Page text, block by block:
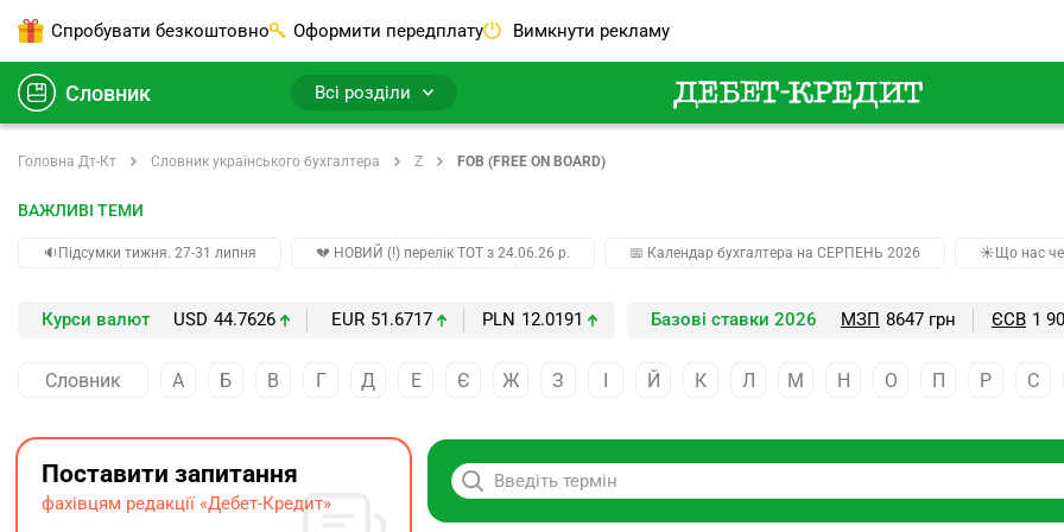
Спробувати безкоштовно Оформити передплату Вимкнути рекламу
Словник Всі розділи
Головна Дт-Кт Словник українського бухгалтера Z FOB (FREE ON BOARD)
ВАЖЛИВІ ТЕМИ
🔉Підсумки тижня. 27-31 липня 💔 НОВИЙ (!) перелік ТОТ з 24.06.26 р. 📅 Календар бухгалтера на СЕРПЕНЬ 2026 ☀️Що нас
Курси валют EUR 51.6717 PLN 12.0191
USD 44.7626 Базові ставки 2026 МЗП 8647 грн ЄСВ 1
Словник А Б В Г Д Е Є Ж З І Й К Л М Н О П Р С
Поставити запитання
фахівцям редакції «Дебет-Кредит»